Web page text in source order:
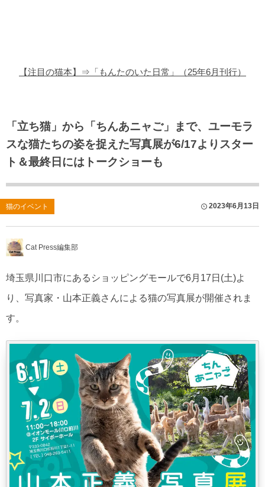
【注目の猫本】⇒「もんたのいた日常」（25年6月刊行）
「立ち猫」から「ちんあニャご」まで、ユーモラ
スな猫たちの姿を捉えた写真展が6/17よりスター
ト＆最終日にはトークショーも
猫のイベント 2023年6月13日
Cat Press編集部
埼玉県川口市にあるショッピングモールで6月17日(土)よ
り、写真家・山本正義さんによる猫の写真展が開催されま
す。
猫のゲーム・アプリ